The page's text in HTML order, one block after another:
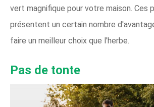
vert magnifique pour votre maison. Ces
présentent un certain nombre
faire un meilleur choix que l'herbe.
Pas de tonte